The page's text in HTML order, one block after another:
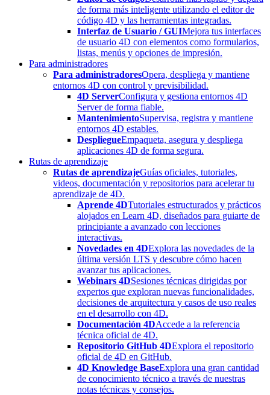
de forma más inteligente utilizando el editor de
código 4D y las herramientas integradas.
Interfaz de Usuario / GUIMejora tus interfaces
de usuario 4D con elementos como formularios,
listas, menús y opciones de impresión.
Para administradores
Para administradoresOpera, despliega y mantiene
entornos 4D con control y previsibilidad.
4D ServerConfigura y gestiona entornos 4D
Server de forma fiable.
MantenimientoSupervisa, registra y mantiene
entornos 4D estables.
DespliegueEmpaqueta, asegura y despliega
aplicaciones 4D de forma segura.
Rutas de aprendizaje
Rutas de aprendizajeGuías oficiales, tutoriales,
videos, documentación y repositorios para acelerar tu
aprendizaje de 4D.
Aprende 4DTutoriales estructurados y prácticos
alojados en Learn 4D, diseñados para guiarte de
principiante a avanzado con lecciones
interactivas.
Novedades en 4DExplora las novedades de la
última versión LTS y descubre cómo hacen
avanzar tus aplicaciones.
Webinars 4DSesiones técnicas dirigidas por
expertos que exploran nuevas funcionalidades,
decisiones de arquitectura y casos de uso reales
en el desarrollo con 4D.
Documentación 4DAccede a la referencia
técnica oficial de 4D.
Repositorio GitHub 4DExplora el repositorio
oficial de 4D en GitHub.
4D Knowledge BaseExplora una gran cantidad
de conocimiento técnico a través de nuestras
notas técnicas y consejos.